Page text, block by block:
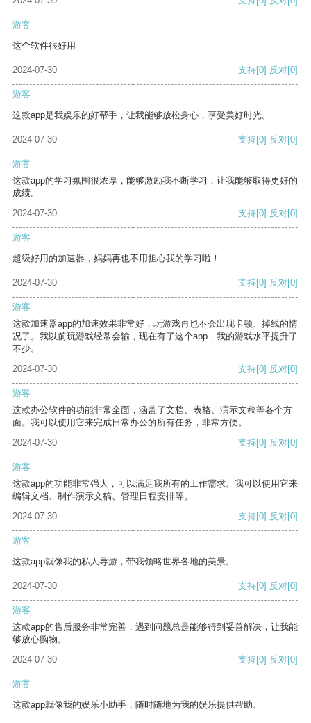
游客
这个软件很好用
2024-07-30 支持[0] 反对[0]
游客
这款app是我娱乐的好帮手，让我能够放松身心，享受美好时光。
2024-07-30 支持[0] 反对[0]
游客
这款app的学习氛围很浓厚，能够激励我不断学习，让我能够取得更好的
成绩。
2024-07-30
支持[0] 反对[0]
游客
超级好用的加速器，妈妈再也不用担心我的学习啦！
2024-07-30 支持[0] 反对[0]
游客
这款加速器app的加速效果非常好，玩游戏再也不会出现卡顿、掉线的情
况了。我以前玩游戏经常会输，现在有了这个app，我的游戏水平提升了
不少。
2024-07-30
支持[0] 反对[0]
游客
这款办公软件的功能非常全面，涵盖了文档、表格、演示文稿等各个方
面。我可以使用它来完成日常办公的所有任务，非常方便。
2024-07-30
支持[0] 反对[0]
游客
这款app的功能非常强大，可以满足我所有的工作需求。我可以使用它来
编辑文档、制作演示文稿、管理日程安排等。
2024-07-30
支持[0] 反对[0]
游客
这款app就像我的私人导游，带我领略世界各地的美景。
2024-07-30 支持[0] 反对[0]
游客
这款app的售后服务非常完善，遇到问题总是能够得到妥善解决，让我能
够放心购物。
2024-07-30
支持[0] 反对[0]
游客
这款app就像我的娱乐小助手，随时随地为我的娱乐提供帮助。